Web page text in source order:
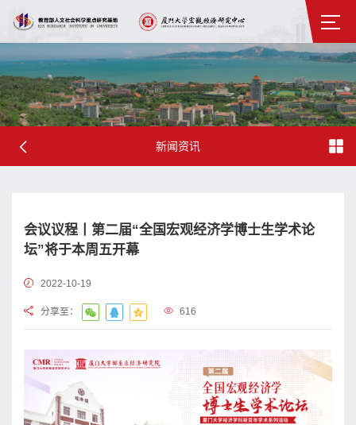
新闻资讯
会议议程丨第二届“全国宏观经济学博士生学术论
坛”将于本周五开幕
2022-10-19
分享至： 616